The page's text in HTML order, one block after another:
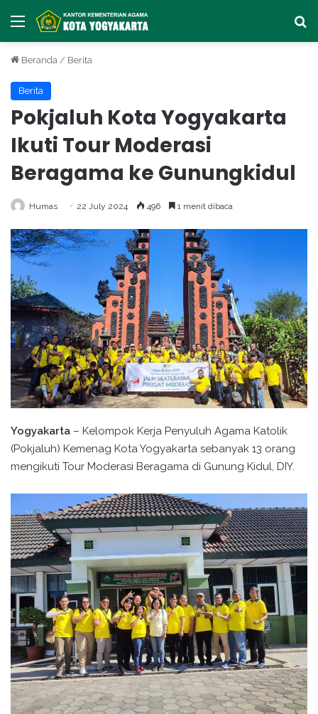
Menu
Beranda / Berita
Berita
Pokjaluh Kota Yogyakarta
Ikuti Tour Moderasi
Beragama ke Gunungkidul
Humas 22 July 2024 496 1 menit dibaca
Yogyakarta – Kelompok Kerja Penyuluh Agama Katolik
(Pokjaluh) Kemenag Kota Yogyakarta sebanyak 13 orang
mengikuti Tour Moderasi Beragama di Gunung Kidul, DIY.